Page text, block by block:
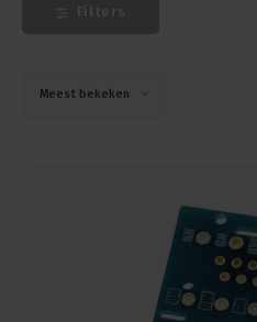
FrançaisMeest bekeken